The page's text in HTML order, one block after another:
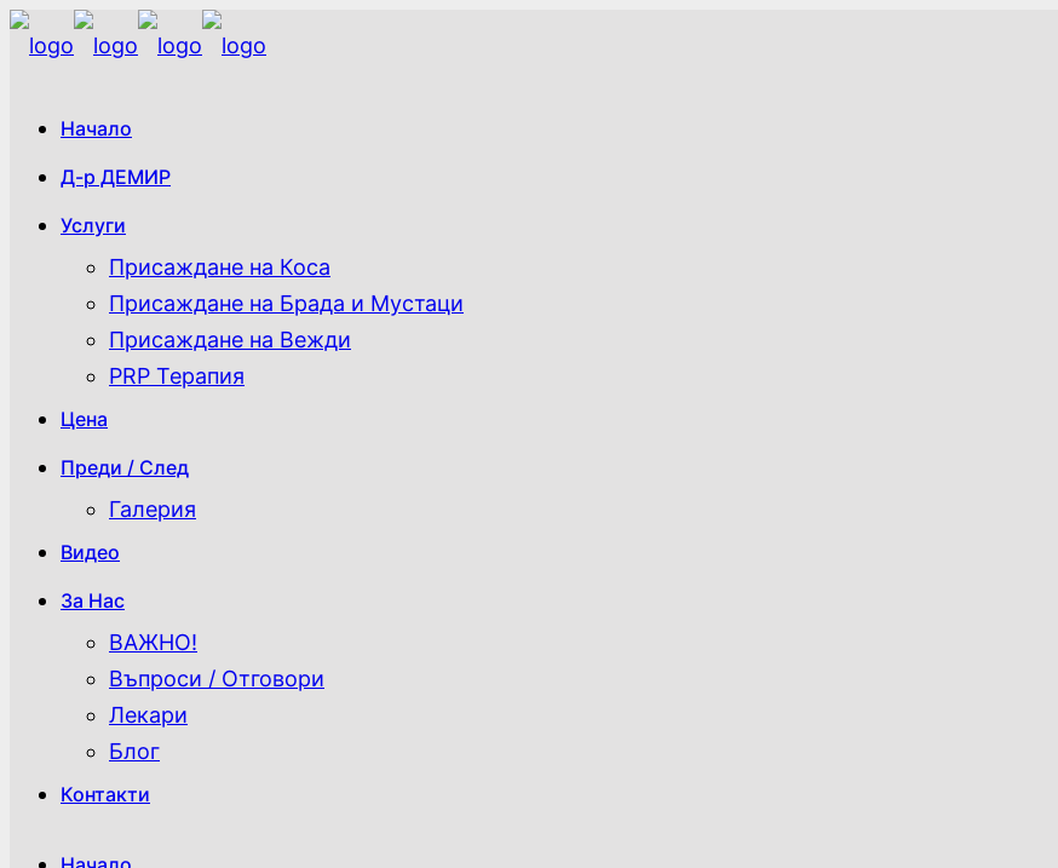
Начало
Д-р ДЕМИР
Услуги
Присаждане на Коса
Присаждане на Брада и Мустаци
Присаждане на Вежди
PRP Терапия
Цена
Преди / След
Галерия
Видео
За Нас
ВАЖНО!
Въпроси / Отговори
Лекари
Блог
Контакти